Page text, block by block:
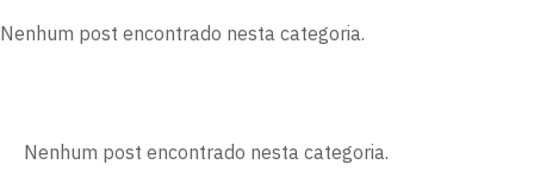
Nenhum post encontrado nesta categoria.
Nenhum post encontrado nesta categoria.